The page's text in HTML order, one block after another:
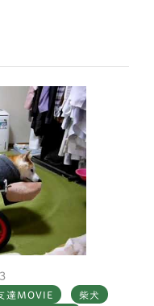
が、起きるとバタバタし
きりで 亡くなってい
出して、スピードもかな
のまま寝てしまって ほ
せます。
にうまく動けないと吠
どうにかなっていた
達MOVIE
柴犬